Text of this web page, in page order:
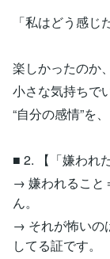
「私はどう感じ
楽しかったのか
小さな気持ちで
“自分の感情”を
■ 2. 【「嫌われ
→ 嫌われること
ん。
→ それが怖いの
してる証です。